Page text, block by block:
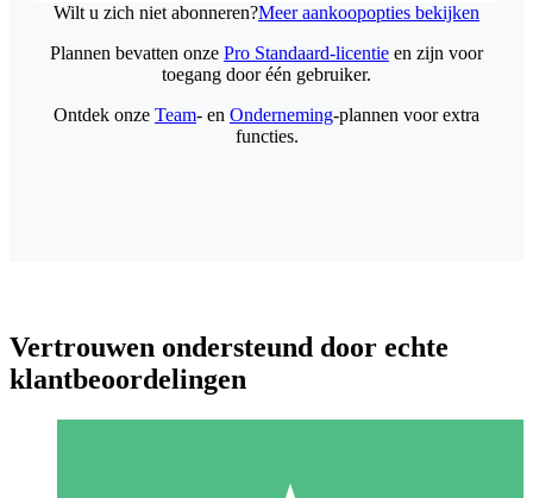
Wilt u zich niet abonneren?Meer aankoopopties bekijken
Plannen bevatten onze Pro Standaard-licentie en zijn voor
toegang door één gebruiker.
Ontdek onze Team- en Onderneming-plannen voor extra
functies.
Vertrouwen ondersteund door echte
klantbeoordelingen